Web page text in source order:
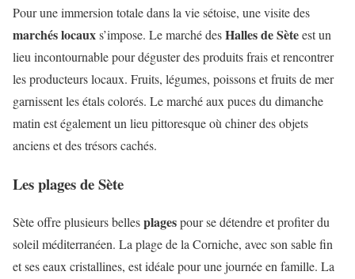
Pour une immersion totale dans la vie sétoise, une visite des
marchés locauxs’impose. Le marché desHalles de Sèteest un
lieu incontournable pour déguster des produits frais et rencontrer
les producteurs locaux. Fruits, légumes, poissons et fruits de mer
garnissent les étals colorés. Le marché aux puces du dimanche
matin est également un lieu pittoresque où chiner des objets
anciens et des trésors cachés.
Les plages de Sète
Sète offre plusieurs bellesplagespour se détendre et profiter du
soleil méditerranéen. La plage de la Corniche, avec son sable fin
et ses eaux cristallines, est idéale pour une journée en famille. La